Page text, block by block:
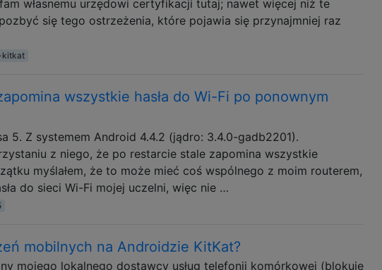
własnemu urzędowi certyfikacji tutaj; nawet więcej niż te
się tego ostrzeżenia, które pojawia się przynajmniej raz
wszystkie hasła do Wi-Fi po ponownym
5. Z systemem Android 4.4.2 (jądro: 3.4.0-gadb2201).
z niego, że po restarcie stale zapomina wszystkie
myślałem, że to może mieć coś wspólnego z moim routerem,
do sieci Wi-Fi mojej uczelni, więc nie …
mobilnych na Androidzie KitKat?
mojego lokalnego dostawcy usług telefonii komórkowej (blokuje